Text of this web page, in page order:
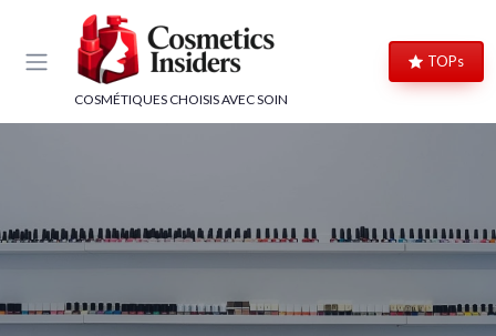
COSMÉTIQUES CHOISIS AVEC SOIN
TOPs
Panneau de gestion des cookies